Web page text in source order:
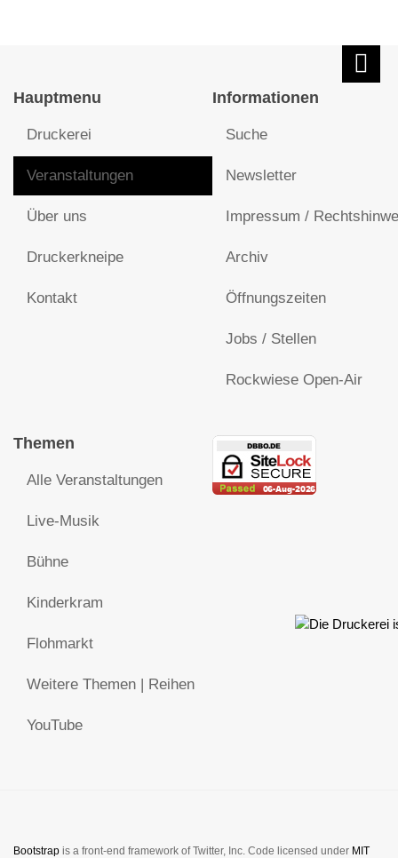
Hauptmenu
Druckerei
Veranstaltungen
Über uns
Druckerkneipe
Kontakt
Informationen
Suche
Newsletter
Impressum /
Archiv
Öffnungszeiten
Jobs / Stellen
Rockwiese Open-Air
Themen
Alle Veranstaltungen
Live-Musik
Bühne
Kinderkram
Flohmarkt
Weitere Themen | Reihen
YouTube
Bootstrap is a front-end framework of Twitter, Inc. Code licensed under MIT